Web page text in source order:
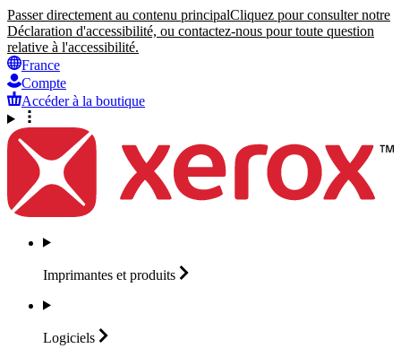
Passer directement au contenu principalCliquez pour consulter notre
Déclaration d'accessibilité, ou contactez-nous pour toute question
relative à l'accessibilité.
France
Compte
Accéder à la boutique
Imprimantes et produits
Logiciels